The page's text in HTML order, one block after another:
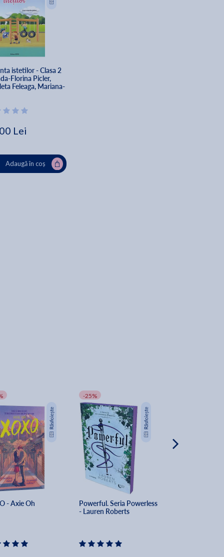
istetilor - Clasa 2
Florina Picler,
Feleaga, Mariana-
Lei
Adaugă în coș
- Axie Oh
-25%
Powerful. Seria Powerless
- Lauren Roberts